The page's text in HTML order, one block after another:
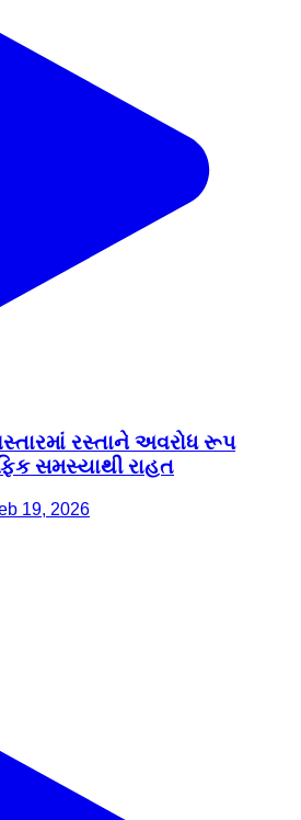
રસ્તાને અવરોધ રૂપ
સમસ્યાથી રાહત
19, 2026